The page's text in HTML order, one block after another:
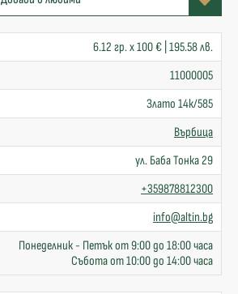
6.12 гр. x 100 € | 195.58 лв.
11000005
Злато 14к/585
Върбица
ул. Баба Тонка 29
+359878812300
info@altin.bg
Понеделник - Петък от 9:00 до 18:00 часа
Събота от 10:00 до 14:00 часа